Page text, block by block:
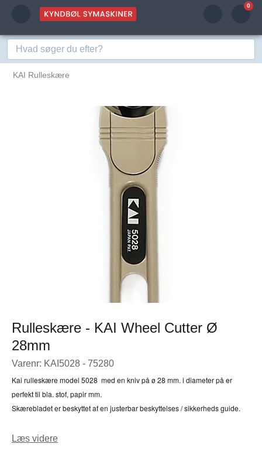
0
KAI Rulleskære
Rulleskære - KAI Wheel Cutter Ø
28mm
Varenr: KAI5028 - 75280
Kai rulleskære model 5028 med en kniv på ø 28 mm. i diameter på er
perfekt til bla. stof, papir mm.
Skærebladet er beskyttet af en justerbar beskyttelses / sikkerheds guide.
Skærebladet er lavet af SKS-7 Tungstens stål ( hærdet stål af høj kvalitet)
Læs videre